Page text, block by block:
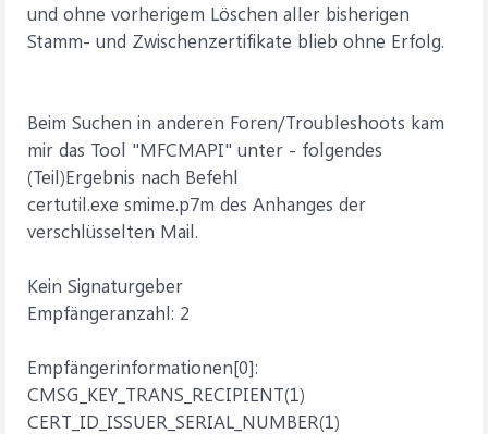
und ohne vorherigem Löschen aller bisherigen
Stamm- und Zwischenzertifikate blieb ohne Erfolg.
Beim Suchen in anderen Foren/Troubleshoots kam
mir das Tool "MFCMAPI" unter - folgendes
(Teil)Ergebnis nach Befehl
certutil.exe smime.p7m des Anhanges der
verschlüsselten Mail.
Kein Signaturgeber
Empfängeranzahl: 2
Empfängerinformationen[0]:
CMSG_KEY_TRANS_RECIPIENT(1)
CERT_ID_ISSUER_SERIAL_NUMBER(1)